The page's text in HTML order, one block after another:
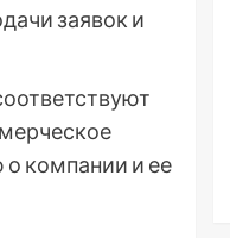
заявок и
компании и ее